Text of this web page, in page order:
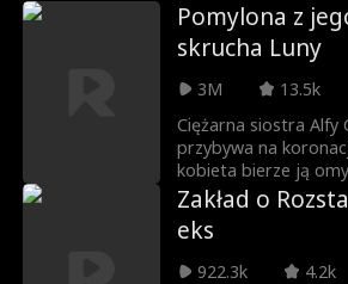
Pomylona z
skrucha Luny
3M
13.5k
Ciężarna siostra Alfy
przybywa na
kobieta bierze ją
kochankę. W szale
zaczyna znęcać się
doprowadza do jej
rodzeństwo Brooks
Zakład o
eks
922.3k
4.2k